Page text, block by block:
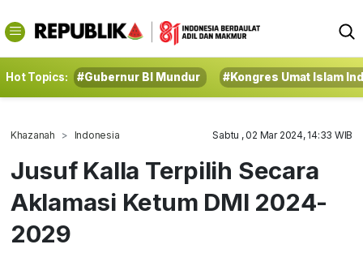
Hot Topics: #Gubernur BI Mundur #Kongres Umat Islam
Khazanah Indonesia Sabtu , 02 Mar 2024, 14:33 WIB
Jusuf Kalla Terpilih Secara
Aklamasi Ketum DMI 2024-
2029